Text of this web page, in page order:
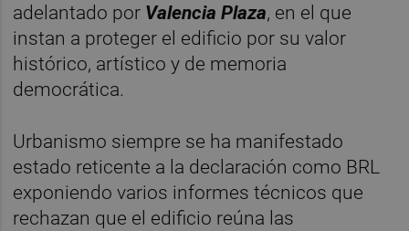
adelantado por Valencia Plaza, en el que
instan a proteger el edificio por su valor
histórico, artístico y de memoria
democrática.
Urbanismo siempre se ha manifestado
estado reticente a la declaración como BRL
exponiendo varios informes técnicos que
rechazan que el edificio reúna las